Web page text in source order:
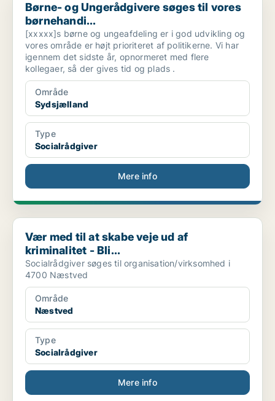
Børne- og Ungerådgivere søges til vores
børnehandi...
[xxxxx]s børne og ungeafdeling er i god udvikling og
vores område er højt prioriteret af politikerne. Vi har
igennem det sidste år, opnormeret med flere
kollegaer, så der gives tid og plads .
Område
Sydsjælland
Type
Socialrådgiver
Mere info
Vær med til at skabe veje ud af kriminalitet - Bli...
Vær med til at skabe veje ud af
kriminalitet - Bli...
Socialrådgiver søges til organisation/virksomhed i
4700 Næstved
Område
Næstved
Type
Socialrådgiver
Mere info